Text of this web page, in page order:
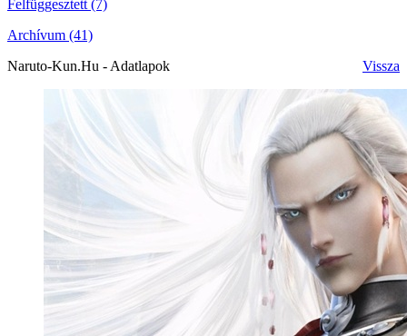
Felfüggesztett (7)
Archívum (41)
Naruto-Kun.Hu - Adatlapok
Vissza